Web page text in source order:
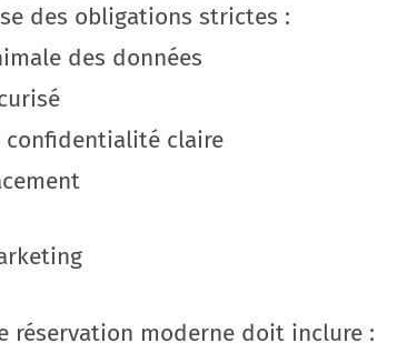
des obligations strictes :
des données
claire
réservation moderne doit inclure :